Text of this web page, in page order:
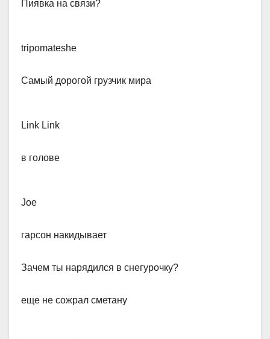
Пиявка на связи?
tripomateshe
​Самый дорогой грузчик мира
Link Link
​в голове
Joe
​гарсон накидывает
Зачем ты нарядился в снегурочку?​
еще не сожрал сметану